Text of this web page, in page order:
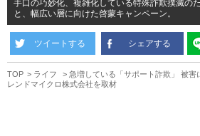
手口の巧妙化、複雑化している特殊詐欺撲滅の
と、幅広い層に向けた啓蒙キャンペーン。
ツイートする シェアする
TOP ライフ
急増している「サポート詐欺」 被害
レンドマイクロ株式会社を取材